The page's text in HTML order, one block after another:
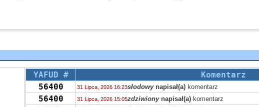
YAFUD #
Komentarz
56400
31 Lipca, 2026 16:23słodowynapisał(a) komentarz
56400 31 Lipca, 2026 15:05zdziwionynapisał(a) komentarz